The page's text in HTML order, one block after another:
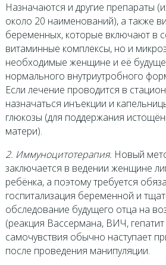
Назначаются и другие препараты
около 20 наименований), а также
беременных, которые включают в
витаминные комплексы, но и
необходимые женщине и её
нормального внутриутробного
Если лечение проводится в
назначаться инъекции и
глюкозы (для поддержания
матери).
2. Иммуноцитотерапия. Новый
заключается в ведении женщине
ребёнка, а поэтому требуется
госпитализация беременной и
обследование будущего отца на
(реакция Вассермана, ВИЧ,
самочувствия обычно наступает
после проведения манипуляции.